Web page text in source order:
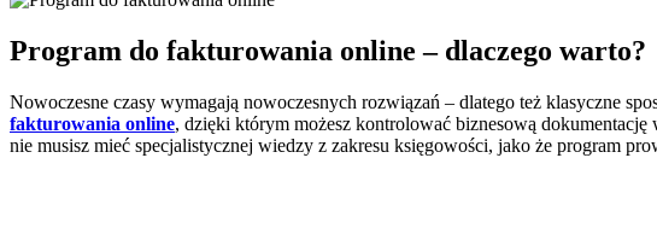
Program do fakturowania online – dlaczego warto?
Nowoczesne czasy wymagają nowoczesnych rozwiązań – dlatego też klasyczne
fakturowania online, dzięki którym możesz kontrolować biznesową
nie musisz mieć specjalistycznej wiedzy z zakresu księgowości, jako że program